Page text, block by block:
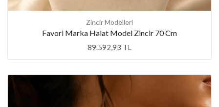
Zincir Modelleri
Favori Marka Halat Model Zincir 70 Cm
89.592,93 TL